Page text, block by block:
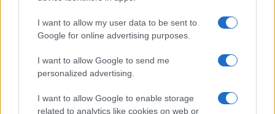
I want to allow my user data to be sent to
Google for online advertising purposes.
I want to allow Google to send me
personalized advertising.
I want to allow Google to enable storage
related to analytics like cookies on web or
patetici. Fin da subito Fico è stato bollato come
l’Orban slovacco e citato più che altro per le sue
posizioni contrarie ai compagnucci di sinistra, o
meglio di quella sinistra che piace a tutti i
giornalisti. Mentre per l’aggressore sarebbe
clemente. Ci mancherebbe, la gogna è esclusiva di